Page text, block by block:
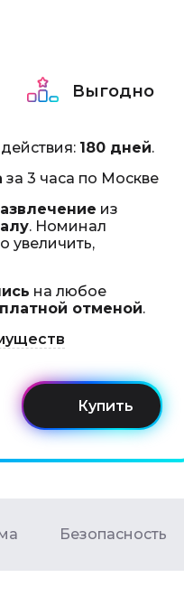
Выгодно
180 дней.
за 3 часа по Москве
из
. Номинал
увеличить,
на любое
отменой.
Безопасность